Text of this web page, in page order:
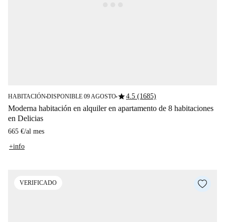
HABITACIÓN■DISPONIBLE 09 AGOSTO■star4.5 (1685)
Moderna habitación en alquiler en apartamento de 8 habitaciones
en Delicias
665 €/al mes
+info
VERIFICADO